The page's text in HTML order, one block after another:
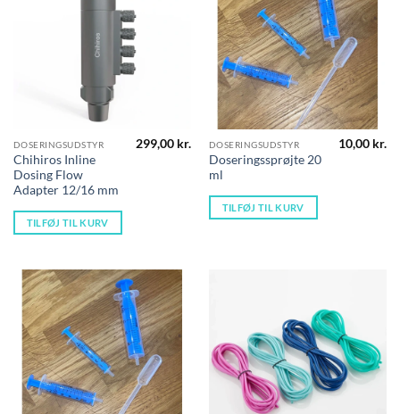
DOSERINGSUDSTYR
Chihiros Inline
Dosing Flow
Adapter 12/16 mm
299,00 kr.
TILFØJ TIL KURV
DOSERINGSUDSTYR
Doseringssprøjte 20
ml
10,00 kr.
TILFØJ TIL KURV